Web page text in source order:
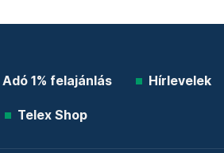
Adó 1% felajánlás Hírlevelek
Telex Shop